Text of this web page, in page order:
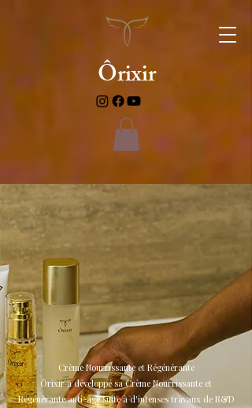
Ôrixir
Cela te rend privilégié !
Crème Nourrissante et Régénérante
Ôrixir a développé sa Crème Nourrissante et
Régénérante anti-âge suite à d'intenses travaux de R&D